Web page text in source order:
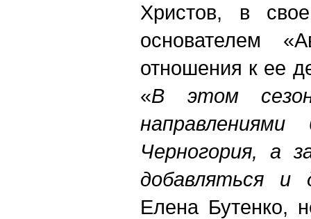
Христов, в
основателем
отношения к ее
«В этом
Черногория, а
добавляться и
Елена Бутенко,